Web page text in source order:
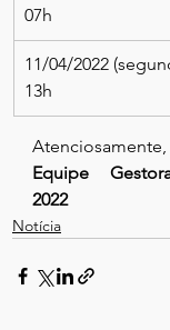
07h
11/04/2022
13h
Atenciosamente,
Equipe
2022
Notícia